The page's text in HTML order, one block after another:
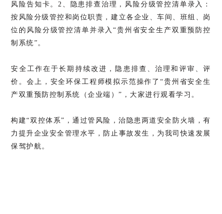
风险告知卡。2、隐患排查治理，风险分级管控清单录入：
按风险分级管控和岗位职责，建立各企业、车间、班组、岗
位的风险分级管控清单并录入“贵州省安全生产双重预防控
制系统”。
安全工作在于长期持续改进，隐患排查、治理和评审、评
价。会上，安全环保工程师模拟示范操作了“贵州省安全生
产双重预防控制系统（企业端）”，大家进行观看学习。
构建“双控体系”，通过管风险，治隐患两道安全防火墙，有
力提升企业安全管理水平，防止事故发生，为我司快速发展
保驾护航。